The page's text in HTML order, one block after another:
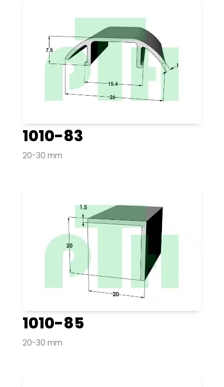
1010-83
20-30 mm
1010-85
20-30 mm